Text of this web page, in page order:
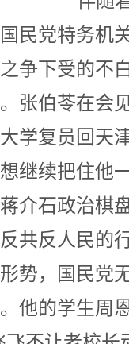
民党特务机
争下受的不
张伯苓在会
学复员回天
继续把住他
介石政治棋
共反人民的
势，国民党
他的学生周